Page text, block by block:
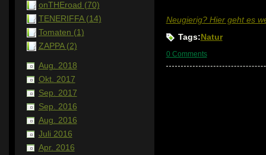
onTHEroad (70)
TENERIFFA (14)
Tomaten (1)
ZAPPA (2)
Aug. 2018
Okt. 2017
Sep. 2017
Sep. 2016
Aug. 2016
Juli 2016
Apr. 2016
Neugierig? Hier geht es
Tags: Natur
0 Comments